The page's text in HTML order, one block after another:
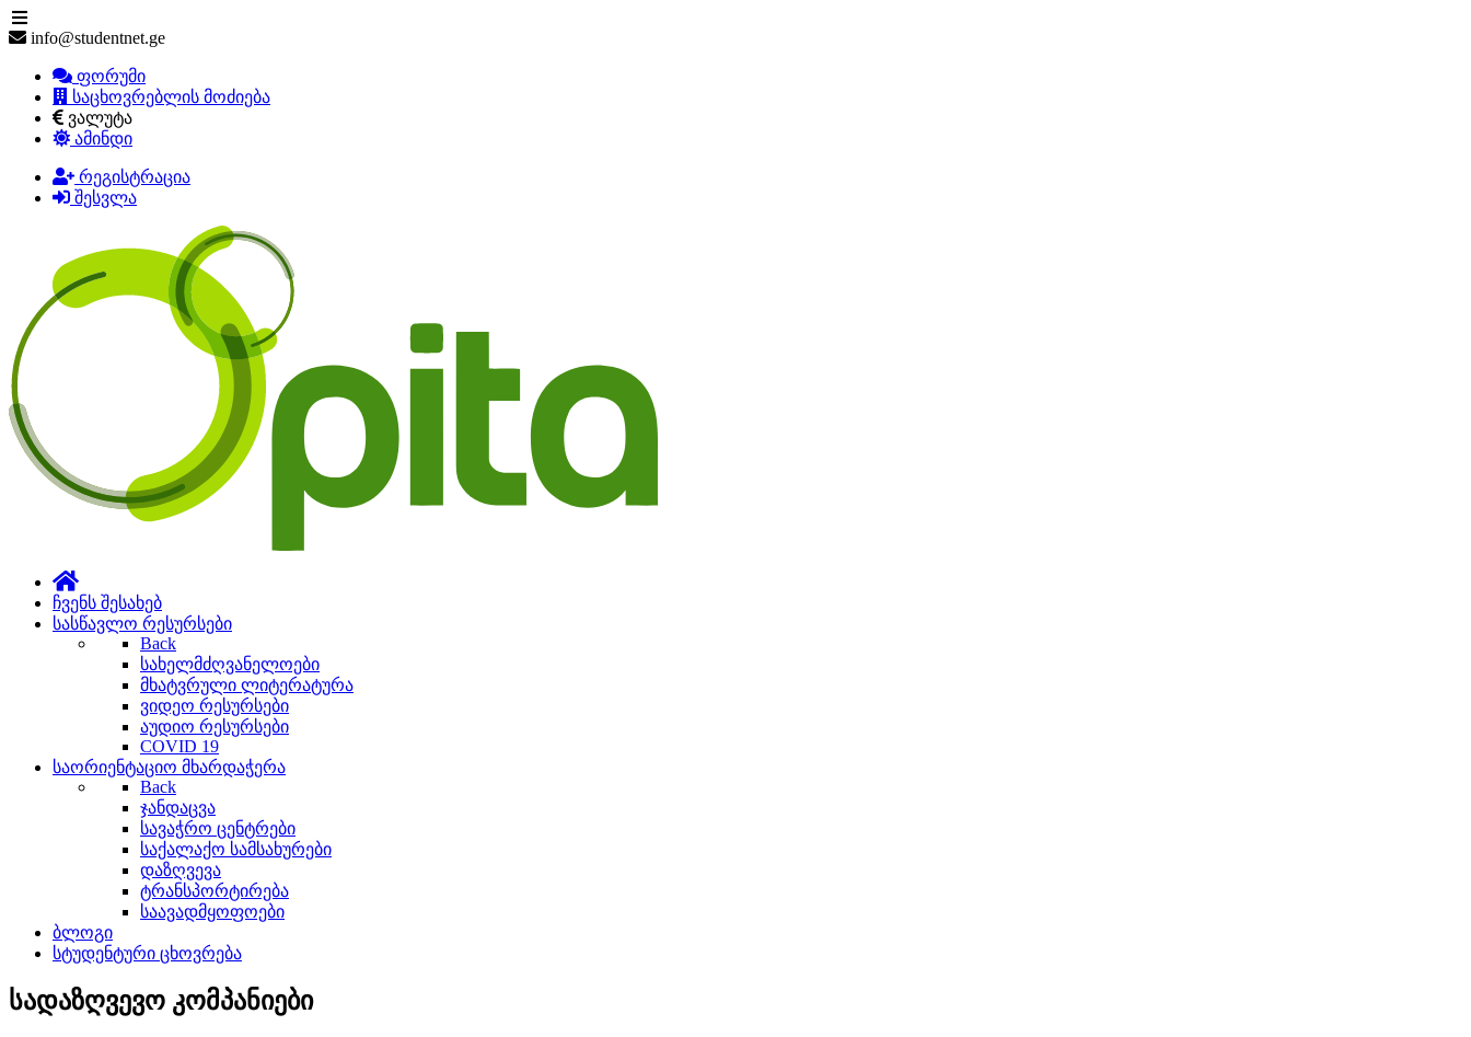
info@studentnet.ge
ფორუმი
საცხოვრებლის მოძიება
ვალუტა
ამინდი
რეგისტრაცია
შესვლა
ჩვენს შესახებ
სასწავლო რესურსები
Back
სახელმძღვანელოები
მხატვრული ლიტერატურა
ვიდეო რესურსები
აუდიო რესურსები
COVID 19
საორიენტაციო მხარდაჭერა
Back
ჯანდაცვა
სავაჭრო ცენტრები
საქალაქო სამსახურები
დაზღვევა
ტრანსპორტირება
საავადმყოფოები
ბლოგი
სტუდენტური ცხოვრება
სადაზღვევო კომპანიები